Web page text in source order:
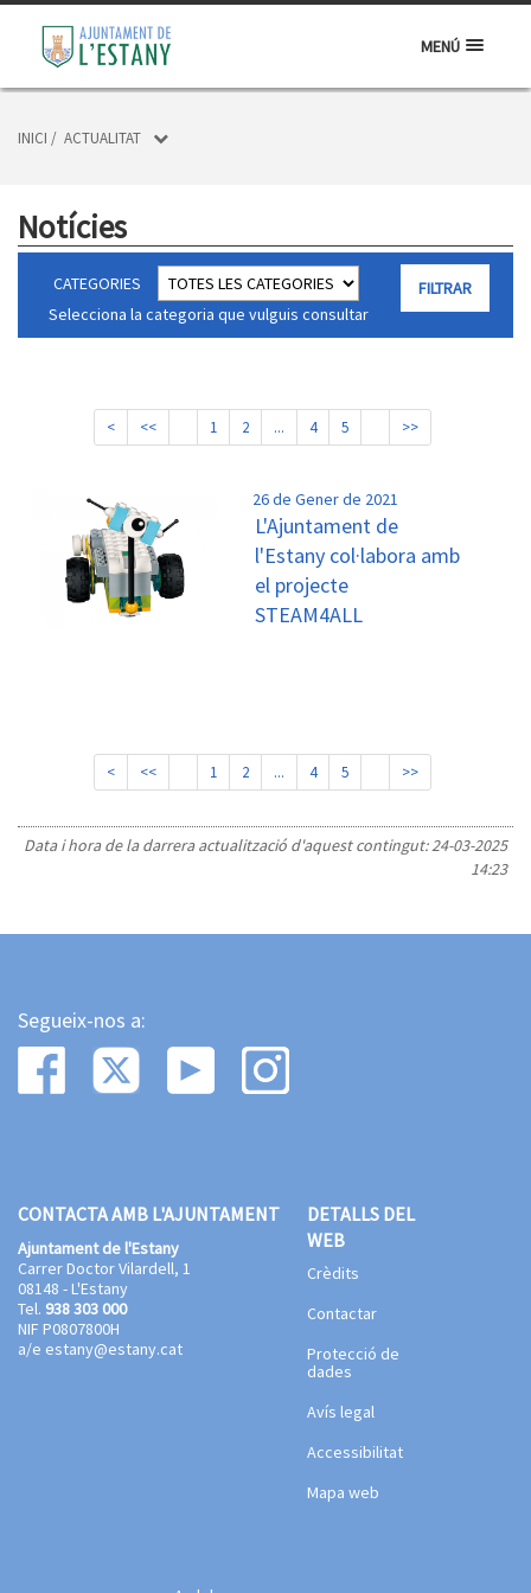
MENÚ
INICI / ACTUALITAT
Notícies
CATEGORIES
Selecciona la categoria que vulguis consultar
< << 1 2 ... 4 5 >>
26 de Gener de 2021
L'Ajuntament de
l'Estany col·labora amb
el projecte
STEAM4ALL
< << 1 2 ... 4 5 >>
Data i hora de la darrera actualització d'aquest contingut:24-03-2025
14:23
Segueix-nos a:
CONTACTA AMB L'AJUNTAMENT
Ajuntament de l'Estany
Carrer Doctor Vilardell, 1
08148 - L'Estany
Tel. 938 303 000
NIF P0807800H
a/e estany@estany.cat
DETALLS DEL
WEB
Crèdits
Contactar
Protecció de
dades
Avís legal
Accessibilitat
Mapa web